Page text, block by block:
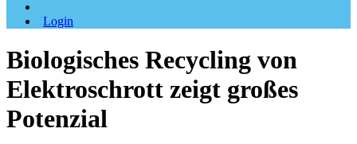
Login
Biologisches Recycling von
Elektroschrott zeigt großes
Potenzial